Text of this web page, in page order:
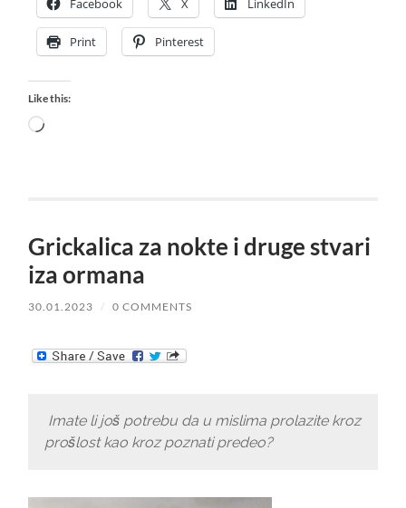
Facebook X LinkedIn
Print Pinterest
Like this:
Loading…
Grickalica za nokte i druge stvari
iza ormana
30.01.2023 / 0 COMMENTS
Imate li još potrebu da u mislima prolazite kroz
prošlost kao kroz poznati predeo?